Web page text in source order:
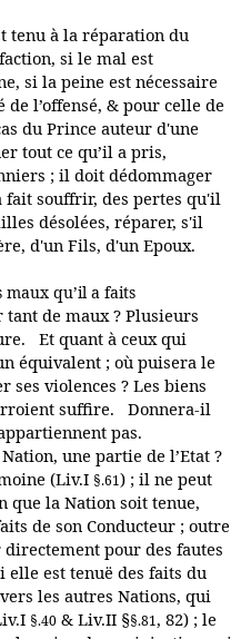
tenu à la réparation du
si le mal est
si la peine est nécessaire
l’offensé, & pour celle de
du Prince auteur d'une
tout ce qu’il a pris,
; il doit dédommager
fait souffrir, des pertes qu'il
désolées, réparer, s'il
d'un Fils, d'un Epoux.
qu’il a faits
de maux ? Plusieurs
Et quant à ceux qui
équivalent ; où puisera le
violences ? Les biens
suffire. Donnera-il
pas.
une partie de l’Etat ?
(Liv.I §.61) ; il ne peut
que la Nation soit tenue,
de son Conducteur ; outre
pour des fautes
elle est tenuë des faits du
les autres Nations, qui
§.40 & Liv.II §§.81, 82) ; le